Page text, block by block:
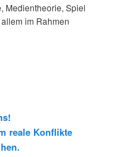
Medientheorie, Spiel
im Rahmen
reale Konflikte